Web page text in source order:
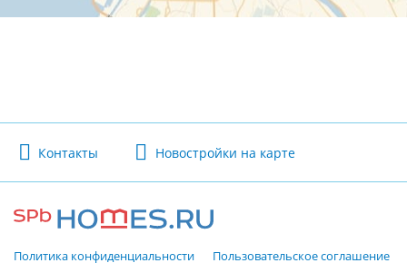
Контакты Новостройки на карте
Политика конфиденциальности Пользовательское соглашение